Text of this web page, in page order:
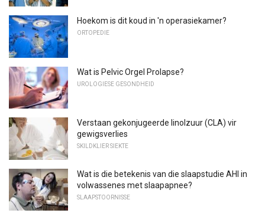
Hoekom is dit koud in 'n operasiekamer?
ORTOPEDIE
Wat is Pelvic Orgel Prolapse?
UROLOGIESE GESONDHEID
Verstaan ​​gekonjugeerde linolzuur (CLA) vir
gewigsverlies
SKILDKLIER SIEKTE
Wat is die betekenis van die slaapstudie AHI in
volwassenes met slaapapnee?
SLAAPSTOORNISSE